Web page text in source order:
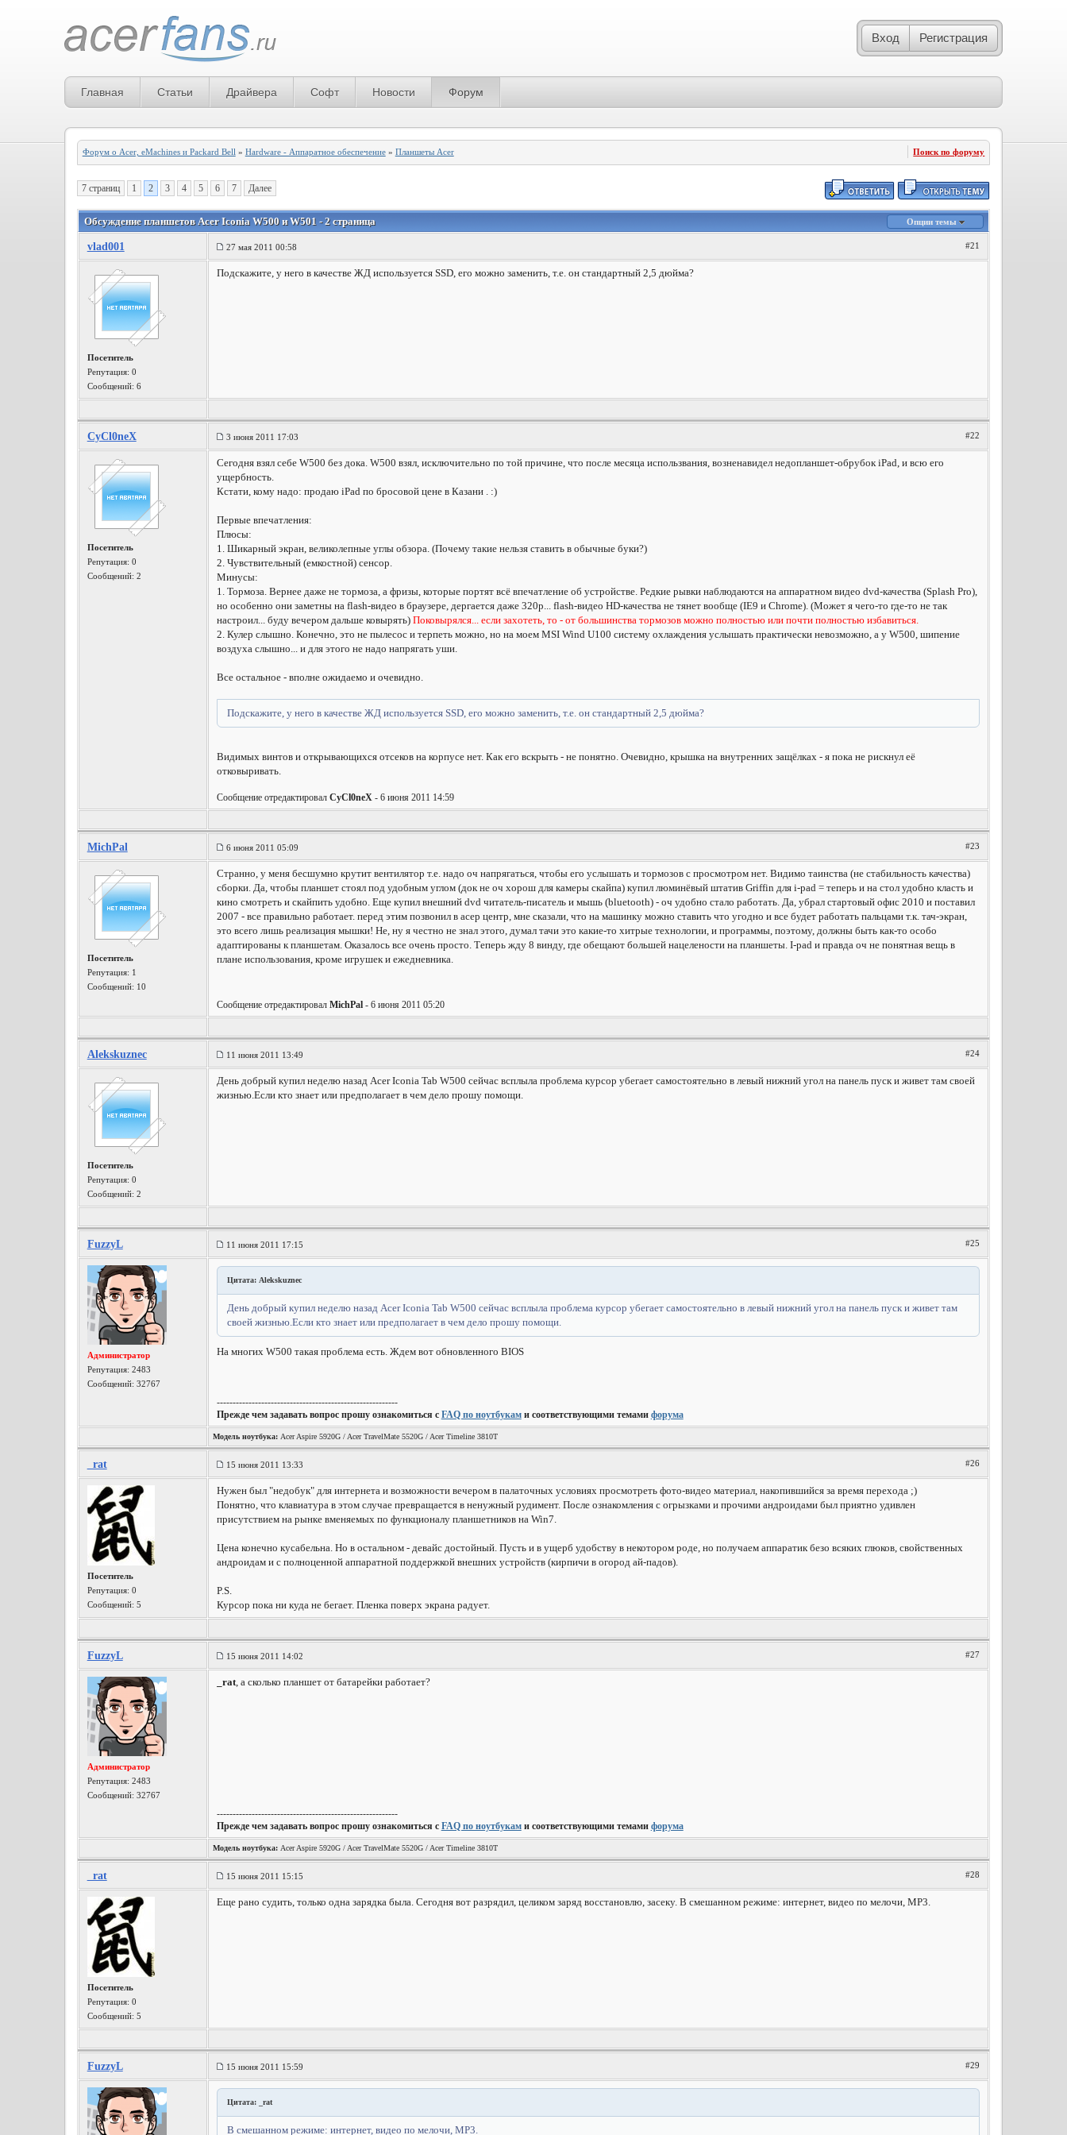
Вход Регистрация
Главная Статьи Драйвера Софт Новости Форум
Форум о Acer, eMachines и Packard Bell » Hardware - Аппаратное обеспечение» Планшеты Acer Поиск по форуму
7 страниц 1 2 3 4 5 6 7 Далее
Обсуждение планшетов Acer Iconia W500 и W501 - 2 страница Опции темы
vlad001 27 мая 2011 00:58 #21
Посетитель
Репутация: 0
Сообщений: 6
Подскажите, у него в качестве ЖД используется SSD, его можно заменить, т.е. он стандартный 2,5 дюйма?
CyCl0neX 3 июня 2011 17:03 #22
Посетитель
Репутация: 0
Сообщений: 2
Сегодня взял себе W500 без дока. W500 взял, исключительно по той причине, что после месяца использвания, возненавидел недопланшет-обрубок iPad, и всю его
ущербность.
Кстати, кому надо: продаю iPad по бросовой цене в Казани . :)
Первые впечатления:
Плюсы:
1. Шикарный экран, великолепные углы обзора. (Почему такие нельзя ставить в обычные буки?)
2. Чувствительный (емкостной) сенсор.
Минусы:
1. Тормоза. Вернее даже не тормоза, а фризы, которые портят всё впечатление об устройстве. Редкие рывки наблюдаются на аппаратном видео dvd-качества (Splash Pro),
но особенно они заметны на flash-видео в браузере, дергается даже 320p... flash-видео HD-качества не тянет вообще (IE9 и Chrome). (Может я чего-то где-то не так
настроил... буду вечером дальше ковырять) Поковырялся... если захотеть, то - от большинства тормозов можно полностью или почти полностью избавиться.
2. Кулер слышно. Конечно, это не пылесос и терпеть можно, но на моем MSI Wind U100 систему охлаждения услышать практически невозможно, а у W500, шипение
воздуха слышно... и для этого не надо напрягать уши.
Все остальное - вполне ожидаемо и очевидно.
Подскажите, у него в качестве ЖД используется SSD, его можно заменить, т.е. он стандартный 2,5 дюйма?
Видимых винтов и открывающихся отсеков на корпусе нет. Как его вскрыть - не понятно. Очевидно, крышка на внутренних защёлках - я пока не рискнул её
отковыривать.
Сообщение отредактировал CyCl0neX- 6 июня 2011 14:59
MichPal 6 июня 2011 05:09 #23
Посетитель
Репутация: 1
Сообщений: 10
Странно, у меня бесшумно крутит вентилятор т.е. надо оч напрягаться, чтобы его услышать и тормозов с просмотром нет. Видимо таинства (не стабильность качества)
сборки. Да, чтобы планшет стоял под удобным углом (док не оч хорош для камеры скайпа) купил люминёвый штатив Griffin для i-pad = теперь и на стол удобно класть и
кино смотреть и скайпить удобно. Еще купил внешний dvd читатель-писатель и мышь (bluetooth) - оч удобно стало работать. Да, убрал стартовый офис 2010 и поставил
2007 - все правильно работает. перед этим позвонил в асер центр, мне сказали, что на машинку можно ставить что угодно и все будет работать пальцами т.к. тач-экран,
это всего лишь реализация мышки! Не, ну я честно не знал этого, думал тачи это какие-то хитрые технологии, и программы, поэтому, должны быть как-то особо
адаптированы к планшетам. Оказалось все очень просто. Теперь жду 8 винду, где обещают большей нацелености на планшеты. I-pad и правда оч не понятная вещь в
плане использования, кроме игрушек и ежедневника.
Сообщение отредактировал MichPal- 6 июня 2011 05:20
Alekskuznec 11 июня 2011 13:49 #24
Посетитель
Репутация: 0
Сообщений: 2
День добрый купил неделю назад Acer Iconia Tab W500 сейчас всплыла проблема курсор убегает самостоятельно в левый нижний угол на панель пуск и живет там своей
жизнью.Если кто знает или предполагает в чем дело прошу помощи.
FuzzyL 11 июня 2011 17:15 #25
Администратор
Репутация: 2483
Сообщений: 32767
Цитата: Alekskuznec
День добрый купил неделю назад Acer Iconia Tab W500 сейчас всплыла проблема курсор убегает самостоятельно в левый нижний угол на панель пуск и живет там
своей жизнью.Если кто знает или предполагает в чем дело прошу помощи.
На многих W500 такая проблема есть. Ждем вот обновленного BIOS
---------------------------------------------------------
Прежде чем задавать вопрос прошу ознакомиться с FAQ по ноутбуками соответствующими темами форума
Модель ноутбука:Acer Aspire 5920G / Acer TravelMate 5520G / Acer Timeline 3810T
_rat 15 июня 2011 13:33 #26
Посетитель
Репутация: 0
Сообщений: 5
Нужен был "недобук" для интернета и возможности вечером в палаточных условиях просмотреть фото-видео материал, накопившийся за время перехода ;)
Понятно, что клавиатура в этом случае превращается в ненужный рудимент. После ознакомления с огрызками и прочими андроидами был приятно удивлен
присутствием на рынке вменяемых по функционалу планшетников на Win7.
Цена конечно кусабельна. Но в остальном - девайс достойный. Пусть и в ущерб удобству в некотором роде, но получаем аппаратик безо всяких глюков, свойственных
андроидам и с полноценной аппаратной поддержкой внешних устройств (кирпичи в огород ай-падов).
P.S.
Курсор пока ни куда не бегает. Пленка поверх экрана радует.
FuzzyL 15 июня 2011 14:02 #27
Администратор
Репутация: 2483
Сообщений: 32767
_rat, а сколько планшет от батарейки работает?
---------------------------------------------------------
Прежде чем задавать вопрос прошу ознакомиться с FAQ по ноутбуками соответствующими темами форума
Модель ноутбука:Acer Aspire 5920G / Acer TravelMate 5520G / Acer Timeline 3810T
_rat 15 июня 2011 15:15 #28
Посетитель
Репутация: 0
Сообщений: 5
Еще рано судить, только одна зарядка была. Сегодня вот разрядил, целиком заряд восстановлю, засеку. В смешанном режиме: интернет, видео по мелочи, MP3.
FuzzyL 15 июня 2011 15:59 #29
Цитата: _rat
В смешанном режиме: интернет, видео по мелочи, MP3.